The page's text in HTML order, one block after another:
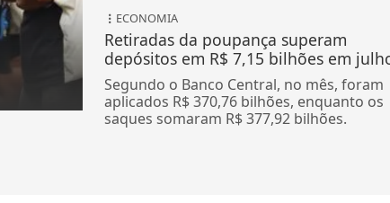
ECONOMIA
Retiradas da poupança superam
depósitos em R$ 7,15 bilhões em
Segundo o Banco Central, no mês, foram
aplicados R$ 370,76 bilhões, enquanto os
saques somaram R$ 377,92 bilhões.